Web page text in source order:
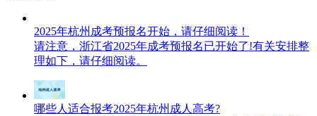
2025年杭州成考预报名开始，请仔细阅读！
请注意，浙江省2025年成考预报名已开始了!有关安排整
理如下，请仔细阅读。
哪些人适合报考2025年杭州成人高考?